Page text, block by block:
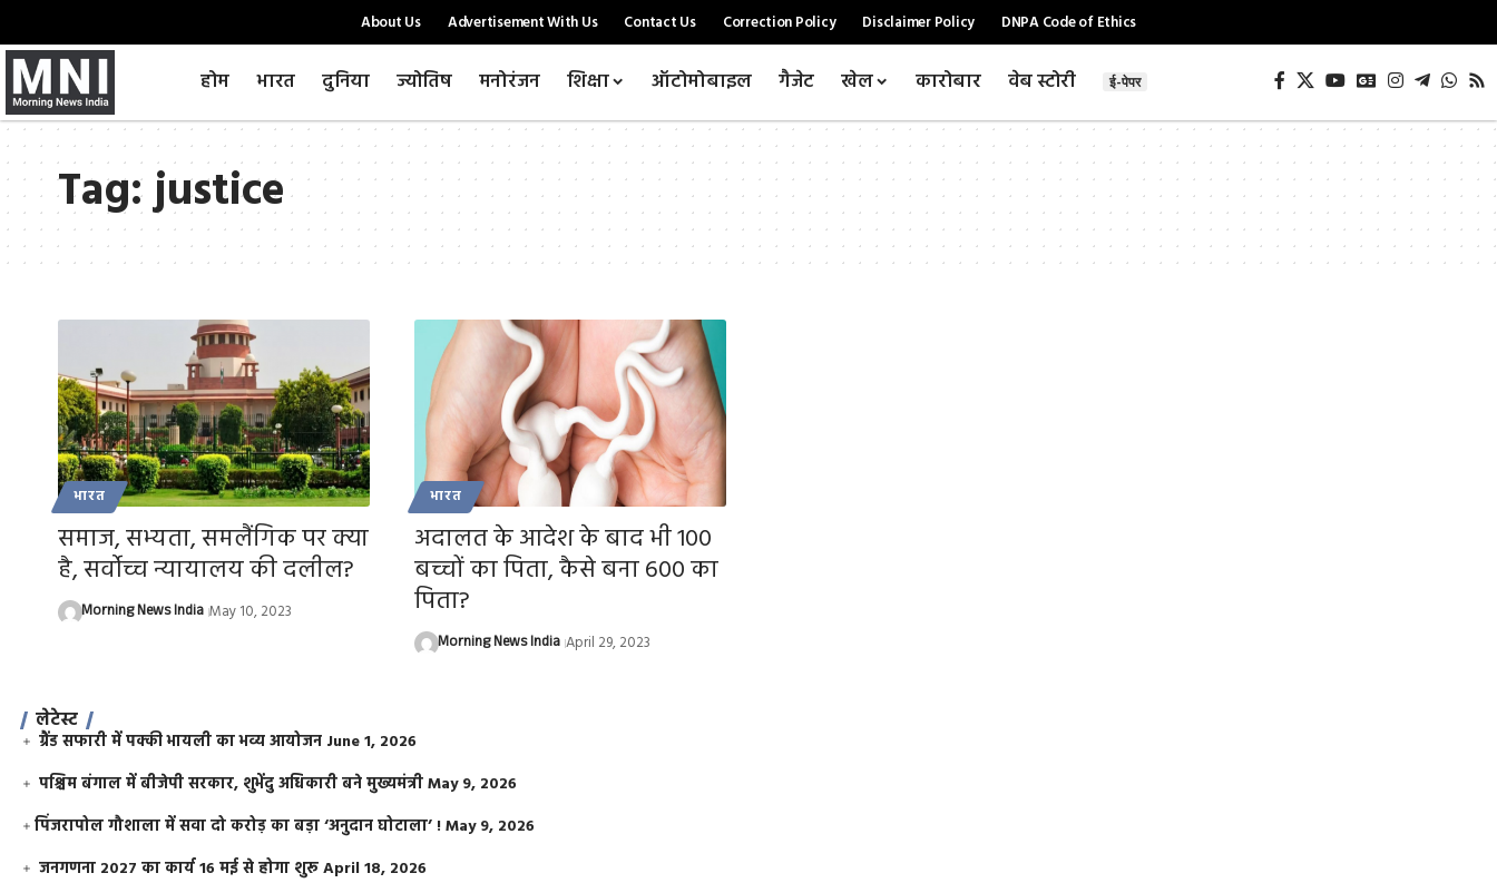
About Us Advertisement With Us Contact Us Correction Policy Disclaimer Policy DNPA Code of Ethics
होम भारत दुनिया ज्योतिष मनोरंजन शिक्षा ऑटोमोबाइल गैजेट खेल कारोबार वेब स्टोरी ई-पेपर
Tag:justice
भारत
समाज, सभ्यता, समलैंगिक पर क्या
है, सर्वोच्च न्यायालय की दलील?
Morning News India May 10, 2023
भारत
अदालत के आदेश के बाद भी 100
बच्चों का पिता, कैसे बना 600 का
पिता?
Morning News India April 29, 2023
लेटेस्ट
ग्रैंड सफारी में पक्की भायली का भव्य आयोजन June 1, 2026
पश्चिम बंगाल में बीजेपी सरकार, शुभेंदु अधिकारी बने मुख्यमंत्रीMay 9, 2026
​पिंजरापोल गौशाला में सवा दो करोड़ का बड़ा ‘अनुदान घोटाला’ !May 9, 2026
जनगणना 2027 का कार्य 16 मई से होगा शुरूApril 18, 2026